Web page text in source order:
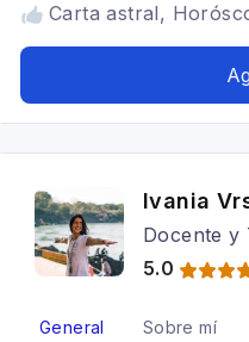
Carta astral,
Ivania
Docente y
5.0
General Sobre mí